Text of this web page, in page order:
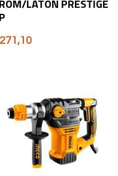
LATON PRESTIGE
271,10